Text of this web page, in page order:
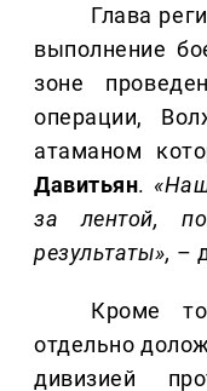
Глава
выполнение
зоне
операции,
атаманом
Давитьян.
за лентой,
результаты», –
Кроме
отдельно
дивизией